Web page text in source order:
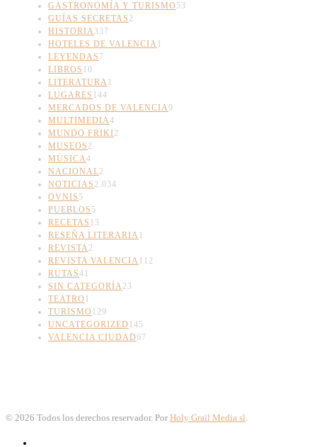
GASTRONOMÍA Y TURISMO 53
GUÍAS SECRETAS 2
HISTORIA337
HOTELES DE VALENCIA1
LEYENDAS 7
LIBROS 10
LITERATURA1
LUGARES 144
MERCADOS DE VALENCIA9
MULTIMEDIA4
MUNDO FRIKI2
MUSEOS 2
MÚSICA4
NACIONAL2
NOTICIAS 2.034
OVNIS 5
PUEBLOS 5
RECETAS 13
RESEÑA LITERARIA1
REVISTA2
REVISTA VALENCIA112
RUTAS41
SIN CATEGORÍA23
TEATRO 1
TURISMO 129
UNCATEGORIZED 145
VALENCIA CIUDAD67
© 2026 Todos los derechos reservador. Por Holy Grail Media sl.